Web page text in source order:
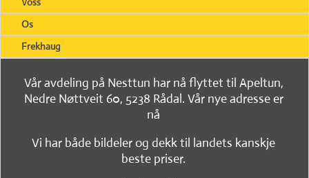
Os
Frekhaug
Vår avdeling på Nesttun har nå flyttet til Apeltun,
Nedre Nøttveit 60, 5238 Rådal. Vår nye adresse er
nå
Vi har både bildeler og dekk til landets kanskje
beste priser.